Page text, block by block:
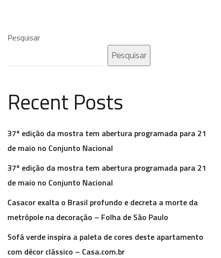
Pesquisar
Pesquisar
Recent Posts
37ª edição da mostra tem abertura programada para 21
de maio no Conjunto Nacional
37ª edição da mostra tem abertura programada para 21
de maio no Conjunto Nacional
Casacor exalta o Brasil profundo e decreta a morte da
metrópole na decoração – Folha de São Paulo
Sofá verde inspira a paleta de cores deste apartamento
com décor clássico – Casa.com.br